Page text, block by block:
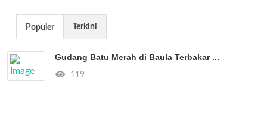
Populer Terkini
Gudang Batu Merah di Baula Terbakar ...
119